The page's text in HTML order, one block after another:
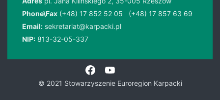
Phone\Fax (+48) 17 852 52 05
(+48) 17 857 63 69
Email: sekretariat@karpacki.pl
NIP: 813-32-05-337
© 2021 Stowarzyszenie Euroregion Karpacki